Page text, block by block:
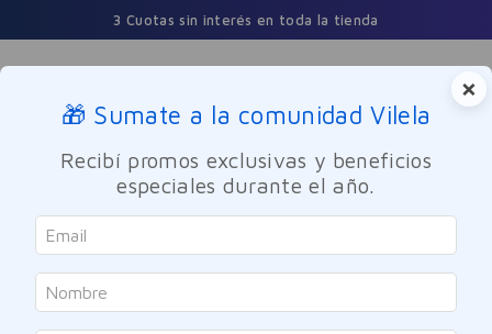
3 Cuotas sin interés en toda la tienda
Buscar
Maquillaje Labios
Revlon
×
🎁 Sumate a la comunidad Vilela
Recibí promos exclusivas y beneficios
especiales durante el año.